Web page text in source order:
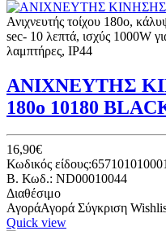
Ανιχνευτής τοίχου 180ο,
sec- 10 λεπτά, ισχύς 1000W
λαμπτήρες, IP44
ΑΝΙΧΝΕΥΤΗΣ
180o 10180
16,90€
Κωδικός
B. Κωδ.: ND00010044
Διαθέσιμο
ΑγοράΑγορά Σύγκριση
Quick view